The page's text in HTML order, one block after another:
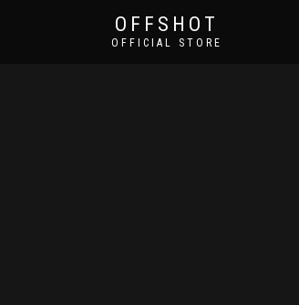
OFFSHOT
OFFICIAL STORE